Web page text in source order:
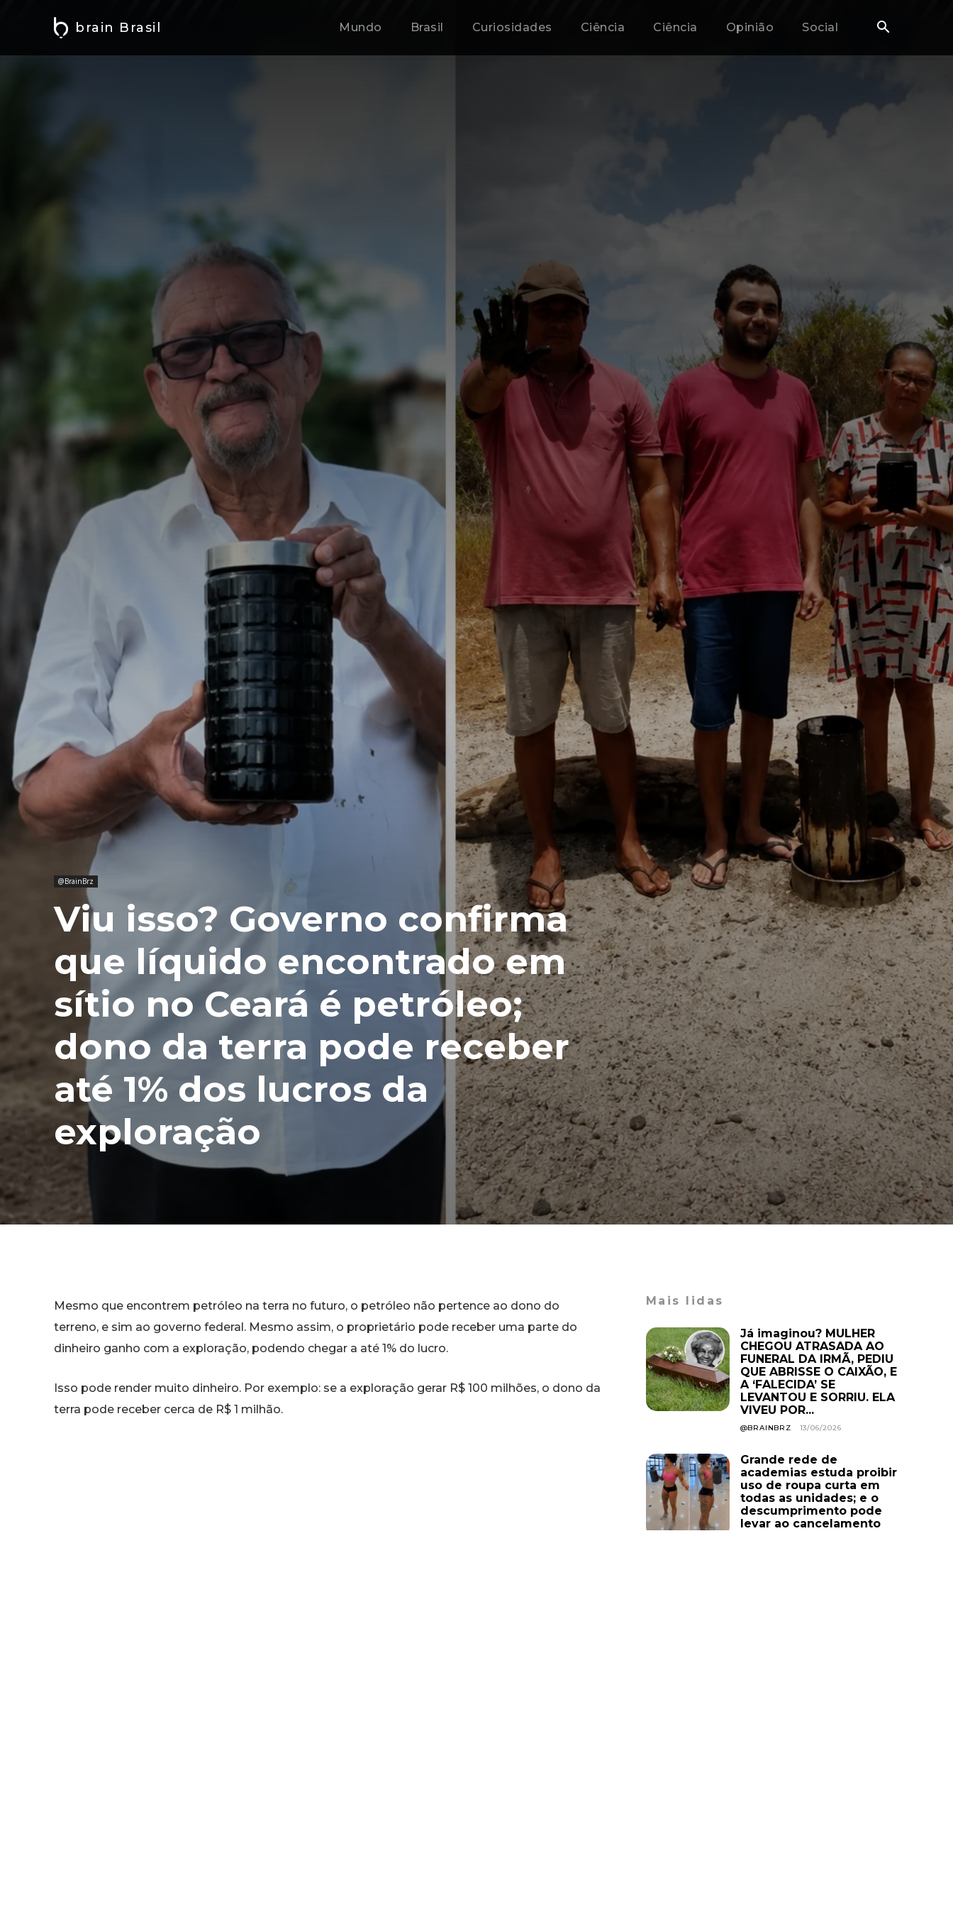
brain Brasil Mundo Brasil Curiosidades Ciência Ciência Opinião Social
@BrainBrz
Viu isso? Governo confirma
que líquido encontrado em
sítio no Ceará é petróleo;
dono da terra pode receber
até 1% dos lucros da
exploração
Mesmo que encontrem petróleo na terra no futuro, o petróleo não pertence ao dono do
terreno, e sim ao governo federal. Mesmo assim, o proprietário pode receber uma parte do
dinheiro ganho com a exploração, podendo chegar a até 1% do lucro.
Isso pode render muito dinheiro. Por exemplo: se a exploração gerar R$ 100 milhões, o dono da
terra pode receber cerca de R$ 1 milhão.
Mais lidas
Já imaginou? MULHER
CHEGOU ATRASADA AO
FUNERAL DA IRMÃ, PEDIU
QUE ABRISSE O CAIXÃO, E
A ‘FALECIDA’ SE
LEVANTOU E SORRIU. ELA
VIVEU POR...
@BRAINBRZ 13/06/2026
Grande rede de
academias estuda proibir
uso de roupa curta em
todas as unidades; e o
descumprimento pode
levar ao cancelamento